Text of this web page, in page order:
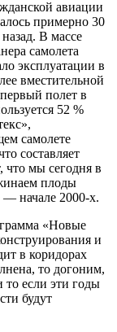
авиации
примерно 30
назад. В массе
самолета
эксплуатации в
вместительной
полет в
52 %
самолете
составляет
что мы сегодня в
плоды
— начале 2000-х.
«Новые
и
в коридорах
то догоним,
то если эти годы
будут